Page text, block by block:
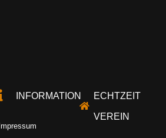
INFORMATION
Impressum
ECHTZEIT
VEREIN